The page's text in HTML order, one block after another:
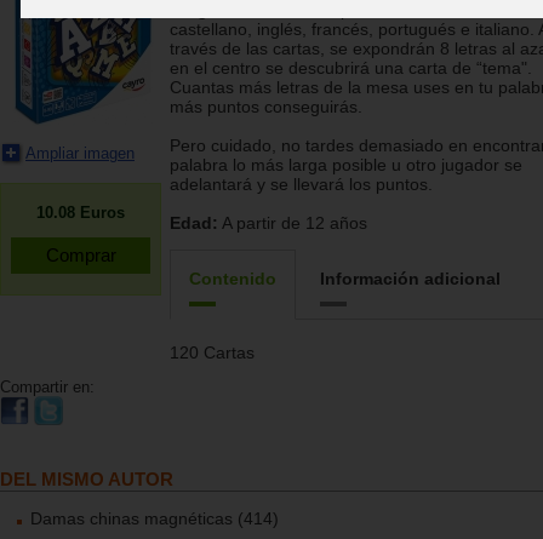
Ampliar imagen
10.08 Euros
Compartir en:
castellano, inglés, francés, portugués e italiano.
través de las cartas, se expondrán 8 letras al
en el centro se descubrirá una carta de “tema".
Cuantas más letras de la mesa uses en tu
más puntos conseguirás.
Pero cuidado, no tardes demasiado en
palabra lo más larga posible u otro jugador se
adelantará y se llevará los puntos.
Edad: A partir de 12 años
Contenido Información adicional
120 Cartas
DEL MISMO AUTOR
Damas chinas magnéticas (414)